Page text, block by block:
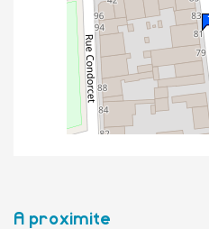
A proximite